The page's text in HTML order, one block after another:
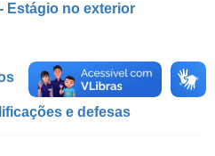
Estágio no exterior
e defesas